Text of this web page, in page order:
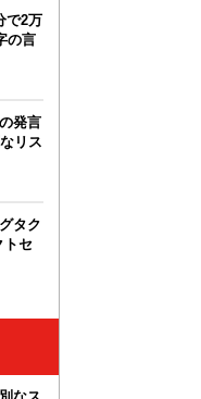
で2万
の言
発言
リス
タク
トセ